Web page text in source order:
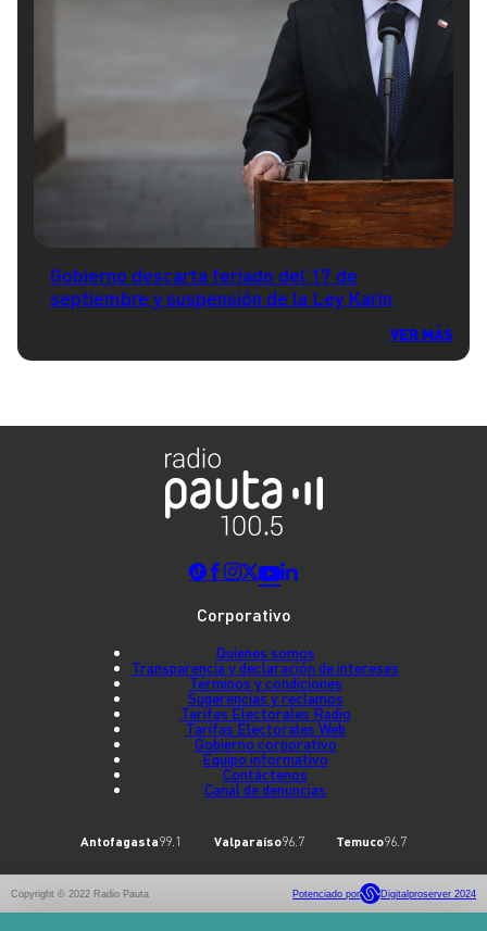
Gobierno descarta feriado del 17 de
septiembre y suspensión de la Ley Karin
VER MÁS
Corporativo
Quienes somos
Transparencia y declaración de intereses
Términos y condiciones
Sugerencias y reclamos
Tarifas Electorales Radio
Tarifas Electorales Web
Gobierno corporativo
Equipo informativo
Contáctenos
Canal de denuncias
Antofagasta99.1 Valparaíso96.7 Temuco96.7
Copyright © 2022 Radio Pauta Potenciado por Digitalproserver 2024